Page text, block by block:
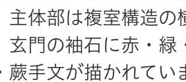
主体部は複室構造の
玄門の袖石に赤・緑
蕨手文が描かれてい